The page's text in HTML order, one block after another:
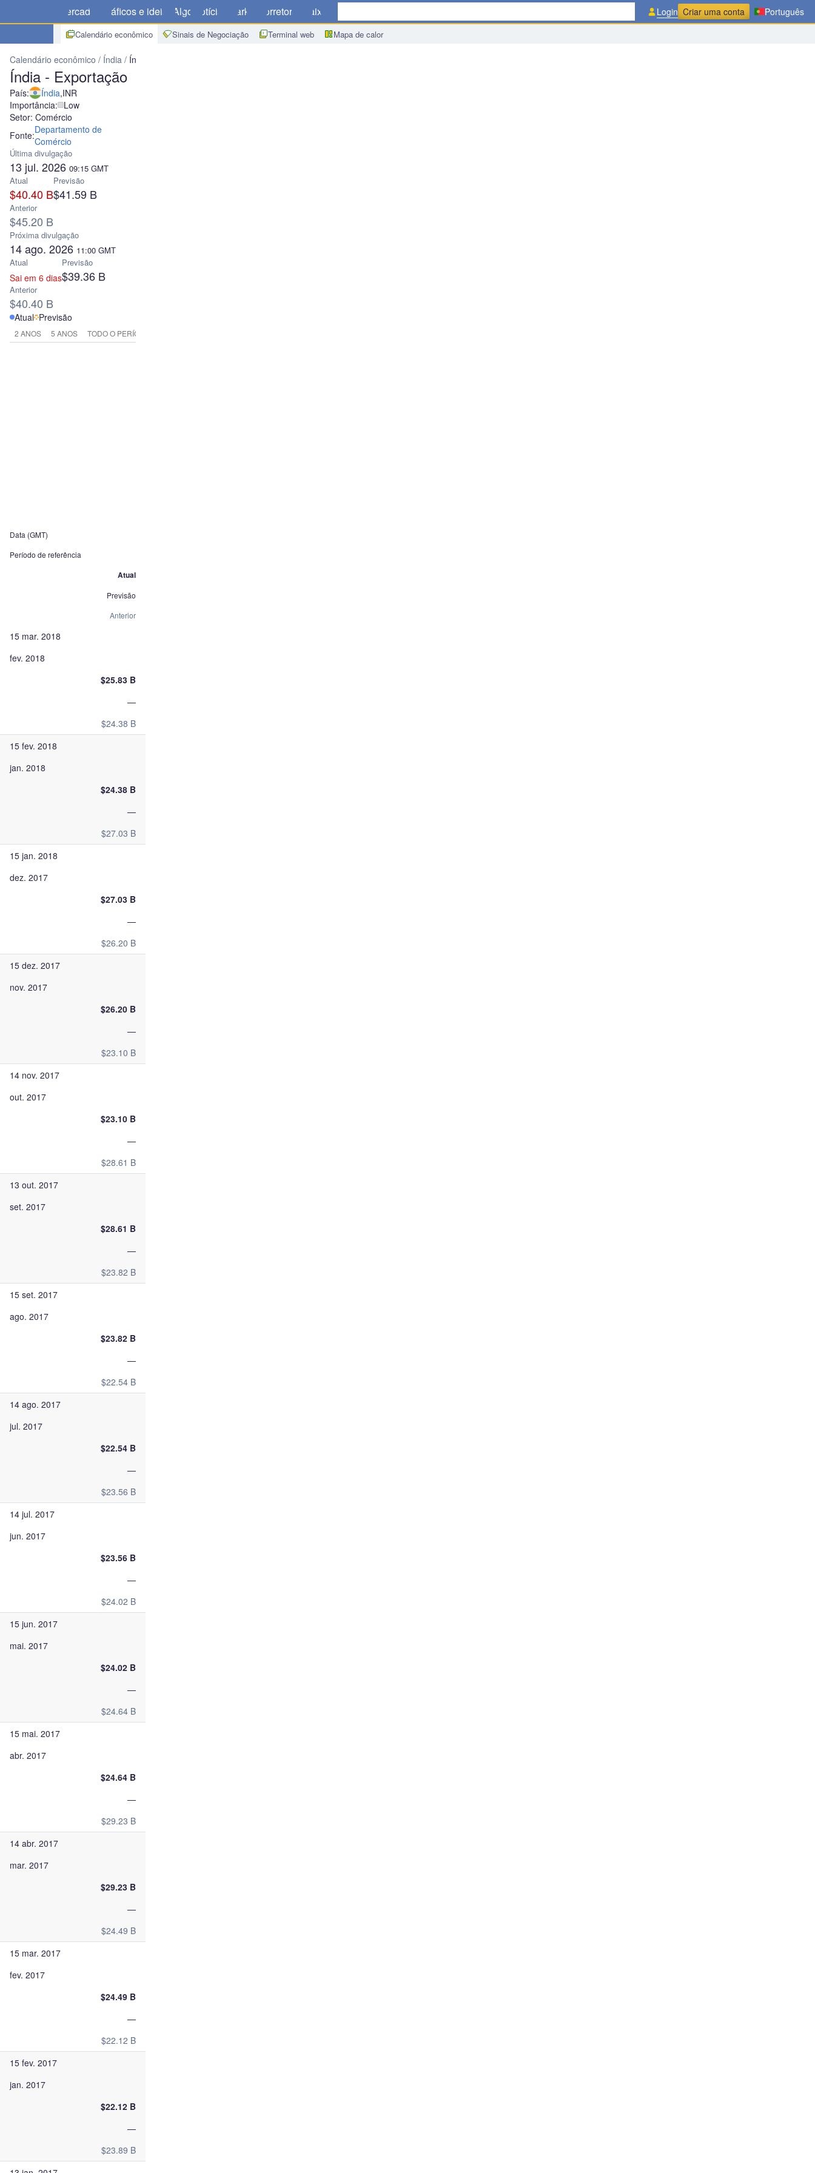
Mercados Gráficos e ideias Algo Notícias Market Corretoras Baixar
Calendário econômico Sinais de Negociação Terminal web Mapa de calor
Login Criar uma conta Português
Calendário econômico Índia Índia - Exportação
Índia - Exportação
País: Índia,INR
Importância: Low
Setor: Comércio
Fonte:Departamento de
Comércio
Última divulgação
13 jul. 2026 09:15 GMT
Atual
$40.40 B
Previsão
$41.59 B
Anterior
$45.20 B
Próxima divulgação
14 ago. 2026 11:00 GMT
Atual
Sai em 6 dias
Previsão
$39.36 B
Anterior
$40.40 B
Atual Previsão
2 ANOS 5 ANOS TODO O PERÍODO
Data (GMT)
Período de referência
Atual
Previsão
Anterior
15 mar. 2018
fev. 2018
$25.83 B
—
$24.38 B
15 fev. 2018
jan. 2018
$24.38 B
—
$27.03 B
15 jan. 2018
dez. 2017
$27.03 B
—
$26.20 B
15 dez. 2017
nov. 2017
$26.20 B
—
$23.10 B
14 nov. 2017
out. 2017
$23.10 B
—
$28.61 B
13 out. 2017
set. 2017
$28.61 B
—
$23.82 B
15 set. 2017
ago. 2017
$23.82 B
—
$22.54 B
14 ago. 2017
jul. 2017
$22.54 B
—
$23.56 B
14 jul. 2017
jun. 2017
$23.56 B
—
$24.02 B
15 jun. 2017
mai. 2017
$24.02 B
—
$24.64 B
15 mai. 2017
abr. 2017
$24.64 B
—
$29.23 B
14 abr. 2017
mar. 2017
$29.23 B
—
$24.49 B
15 mar. 2017
fev. 2017
$24.49 B
—
$22.12 B
15 fev. 2017
jan. 2017
$22.12 B
—
$23.89 B